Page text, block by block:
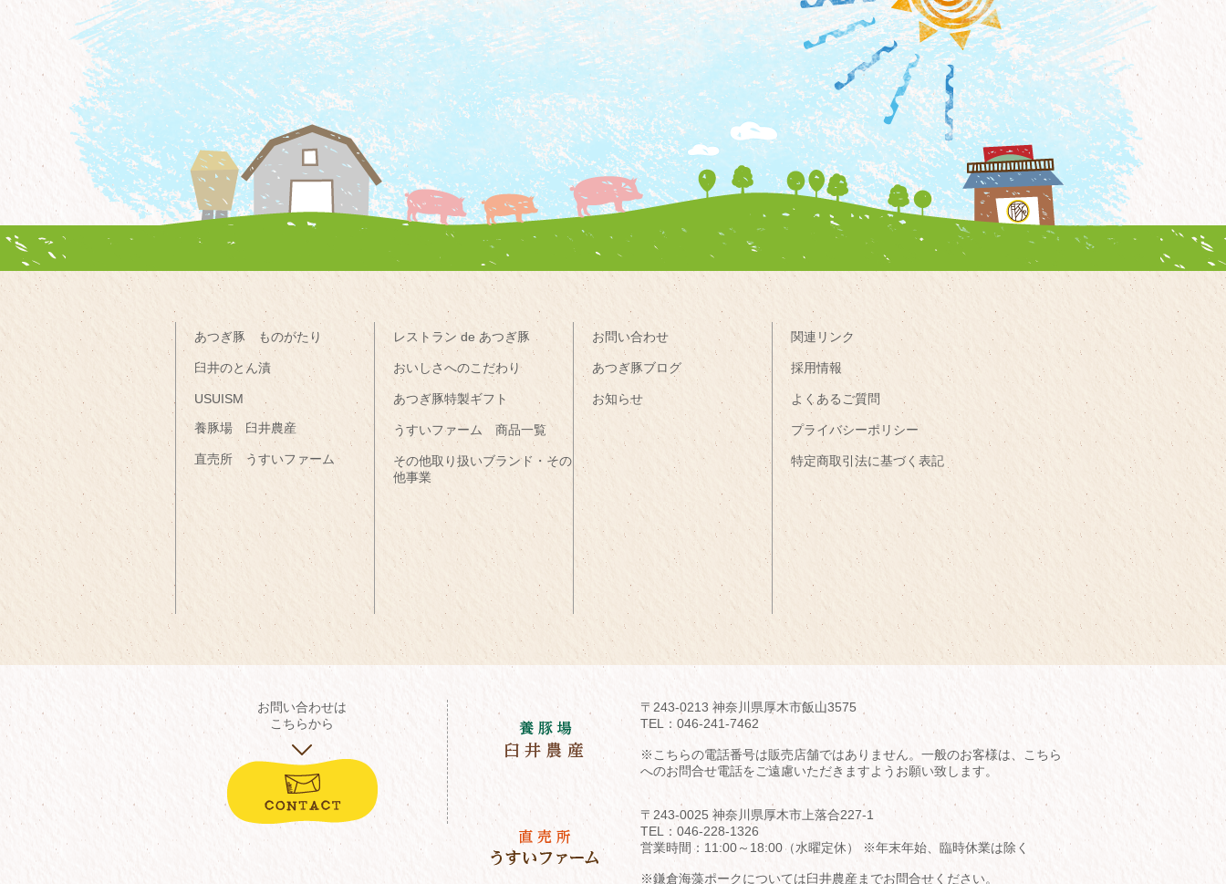
あつぎ豚 ものがたり
臼井のとん漬
USUISM
養豚場 臼井農産
直売所 うすいファーム
レストラン de あつぎ豚
おいしさへのこだわり
あつぎ豚特製ギフト
うすいファーム 商品一覧
その他取り扱いブランド・その
他事業
お問い合わせ
あつぎ豚ブログ
お知らせ
関連リンク
採用情報
よくあるご質問
プライバシーポリシー
特定商取引法に基づく表記
お問い合わせは
こちらから
〒243-0213 神奈川県厚木市飯山3575
TEL： 046-241-7462
※こちらの電話番号は販売店舗ではありません。一般のお客様は、こちら
へのお問合せ電話をご遠慮いただきますようお願い致します。
〒243-0025 神奈川県厚木市上落合227-1
TEL： 046-228-1326
営業時間：11:00～18:00（水曜定休） ※年末年始、臨時休業は除く
※鎌倉海藻ポークについては臼井農産までお問合せください。